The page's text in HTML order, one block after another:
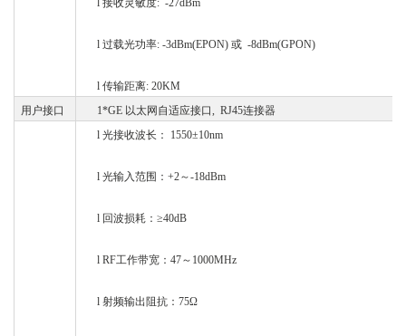
l 接收灵敏度: -27dBm
l 过载光功率: -3dBm(EPON) 或 -8dBm(GPON)
l 传输距离: 20KM
用户接口
1*GE 以太网自适应接口, RJ45连接器
l 光接收波长： 1550±10nm
l 光输入范围： +2～-18dBm
l 回波损耗： ≥40dB
l RF工作带宽：47～1000MHz
l 射频输出阻抗： 75Ω